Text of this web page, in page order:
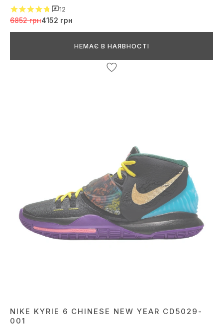
12
6852 грн4152 грн
НЕМАЄ В НАЯВНОСТІ
NIKE KYRIE 6 CHINESE NEW YEAR CD5029-
001